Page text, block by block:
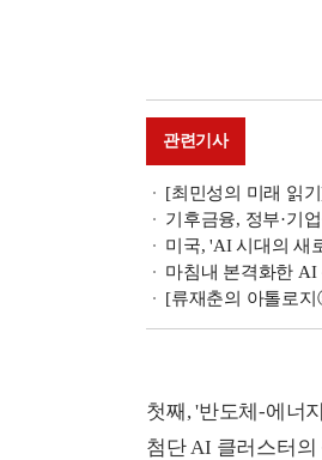
관련기사
[최민성의 미래 읽
기후금융, 정부·기
미국, 'AI 시대의 새
마침내 본격화한
[류재춘의 아톨로
첫째, '반도체-에너
첨단 AI 클러스터